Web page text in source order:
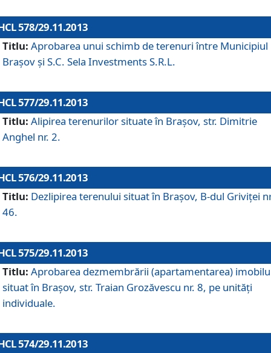
578/29.11.2013
Titlu: Aprobarea unui schimb de terenuri între Municipiul
Braşov şi S.C. Sela Investments S.R.L.
577/29.11.2013
Titlu: Alipirea terenurilor situate în Braşov, str. Dimitrie
Anghel nr. 2.
576/29.11.2013
Titlu: Dezlipirea terenului situat în Braşov, B-dul Griviţei
46.
575/29.11.2013
Titlu: Aprobarea dezmembrării (apartamentarea)
situat în Braşov, str. Traian Grozăvescu nr. 8, pe unităţi
individuale.
574/29.11.2013